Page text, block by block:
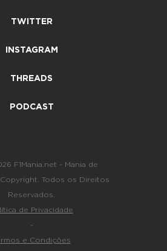
TWITTER
INSTAGRAM
THREADS
PODCAST
F1Mania.net - Mania de
Todos os Direitos
Reservados.
de Privacidade
-
e Condições